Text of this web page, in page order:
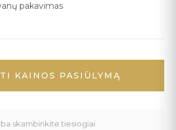
pakavimas
KAINOS PASIŪLYMĄ
skambinkite tiesiogiai